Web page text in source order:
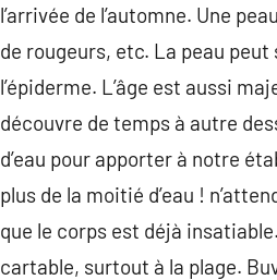
l’arrivée de l’automne. Une
de rougeurs, etc. La peau
l’épiderme. L’âge est aussi
découvre de temps à autre
d’eau pour apporter à notre
plus de la moitié d’eau !
que le corps est déjà
cartable, surtout à la plage.